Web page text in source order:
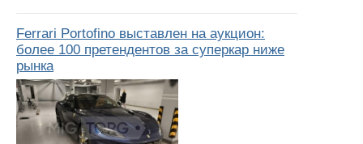
Ferrari Portofino выставлен на аукцион:
более 100 претендентов за суперкар ниже
рынка